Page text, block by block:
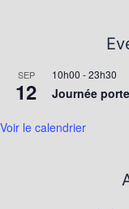
SEP
12
10h00 -23h30
Journée
Voir le calendrier